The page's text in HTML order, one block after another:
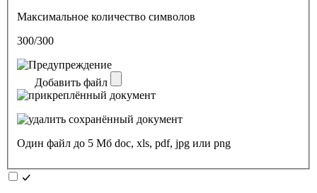
Максимальное количество символов
300/300
Добавить файл
Один файл до 5 Мб doc, xls, pdf, jpg или png